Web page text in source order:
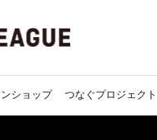
ショップ つなぐプロジェクト